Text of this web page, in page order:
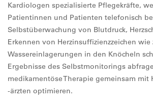
Kardiologen spezialisierte Pflegekräfte,
Patientinnen und Patienten telefonisch
Selbstüberwachung von Blutdruck,
Erkennen von Herzinsuffizienzzeichen wie
Wassereinlagerungen in den Knöcheln
Ergebnisse des Selbstmonitorings
medikamentöse Therapie gemeinsam mit
-ärzten optimieren.